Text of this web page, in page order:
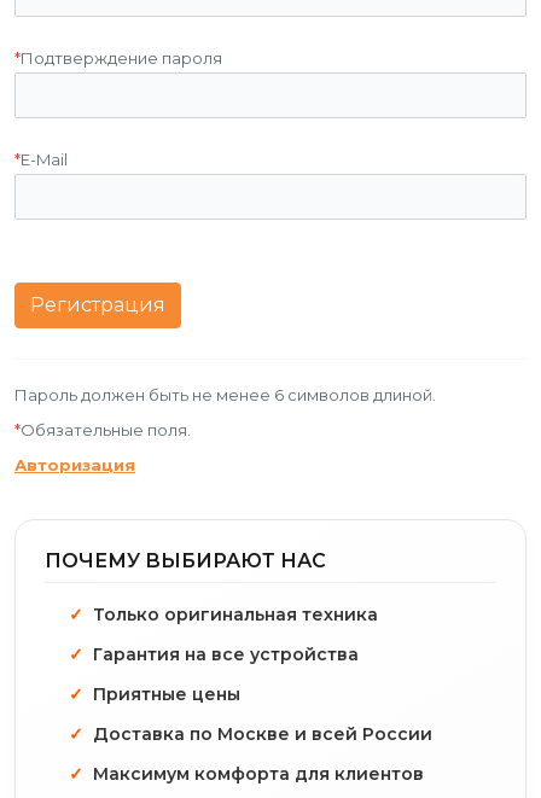
*Подтверждение пароля
*E-Mail
Пароль должен быть не менее 6 символов длиной.
*Обязательные поля.
Авторизация
ПОЧЕМУ ВЫБИРАЮТ НАС
Только оригинальная техника
Гарантия на все устройства
Приятные цены
Доставка по Москве и всей России
Максимум комфорта для клиентов